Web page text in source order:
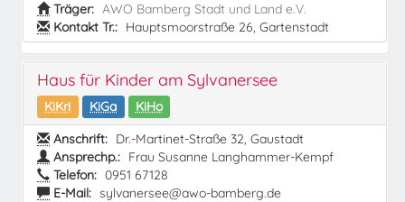
Träger: AWO Bamberg Stadt und Land e.V.
Kontakt Tr.: Hauptsmoorstraße 26, Gartenstadt
Haus für Kinder am Sylvanersee
KiKri KiGa
KiHo
Anschrift: Dr.-Martinet-Straße 32, Gaustadt
Ansprechp.: Frau Susanne Langhammer-Kempf
Telefon: 0951 67128
E-Mail: sylvanersee@awo-bamberg.de